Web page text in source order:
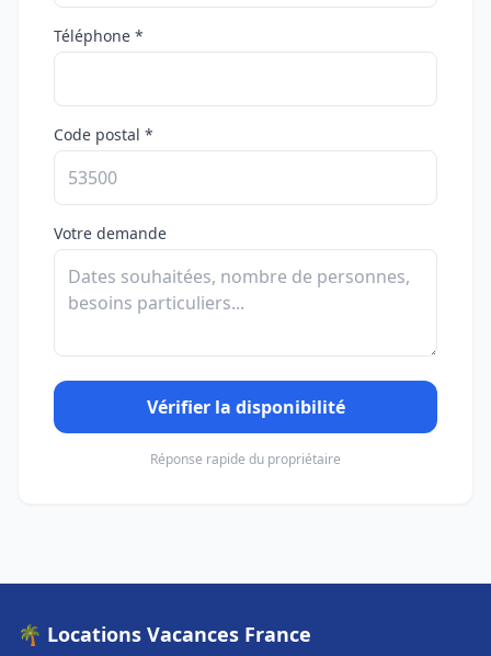
Téléphone *
Code postal *
Votre demande
Vérifier la disponibilité
Réponse rapide du propriétaire
🌴 Locations Vacances France